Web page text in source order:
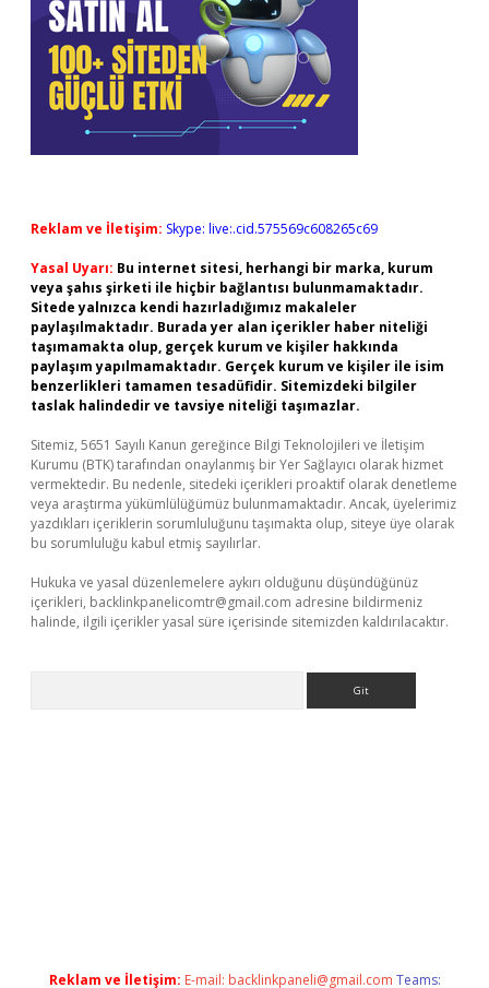
Reklam ve İletişim: Skype: live:.cid.575569c608265c69
Yasal Uyarı: Bu internet sitesi, herhangi bir marka, kurum
veya şahıs şirketi ile hiçbir bağlantısı bulunmamaktadır.
Sitede yalnızca kendi hazırladığımız makaleler
paylaşılmaktadır. Burada yer alan içerikler haber niteliği
taşımamakta olup, gerçek kurum ve kişiler hakkında
paylaşım yapılmamaktadır. Gerçek kurum ve kişiler ile isim
benzerlikleri tamamen tesadüfidir. Sitemizdeki bilgiler
taslak halindedir ve tavsiye niteliği taşımazlar.
Sitemiz, 5651 Sayılı Kanun gereğince Bilgi Teknolojileri ve İletişim
Kurumu (BTK) tarafından onaylanmış bir Yer Sağlayıcı olarak hizmet
vermektedir. Bu nedenle, sitedeki içerikleri proaktif olarak denetleme
veya araştırma yükümlülüğümüz bulunmamaktadır. Ancak, üyelerimiz
yazdıkları içeriklerin sorumluluğunu taşımakta olup, siteye üye olarak
bu sorumluluğu kabul etmiş sayılırlar.
Hukuka ve yasal düzenlemelere aykırı olduğunu düşündüğünüz
içerikleri, backlinkpanelicomtr@gmail.com adresine bildirmeniz
halinde, ilgili içerikler yasal süre içerisinde sitemizden kaldırılacaktır.
Reklam ve İletişim: E-mail: backlinkpaneli@gmail.com Teams: